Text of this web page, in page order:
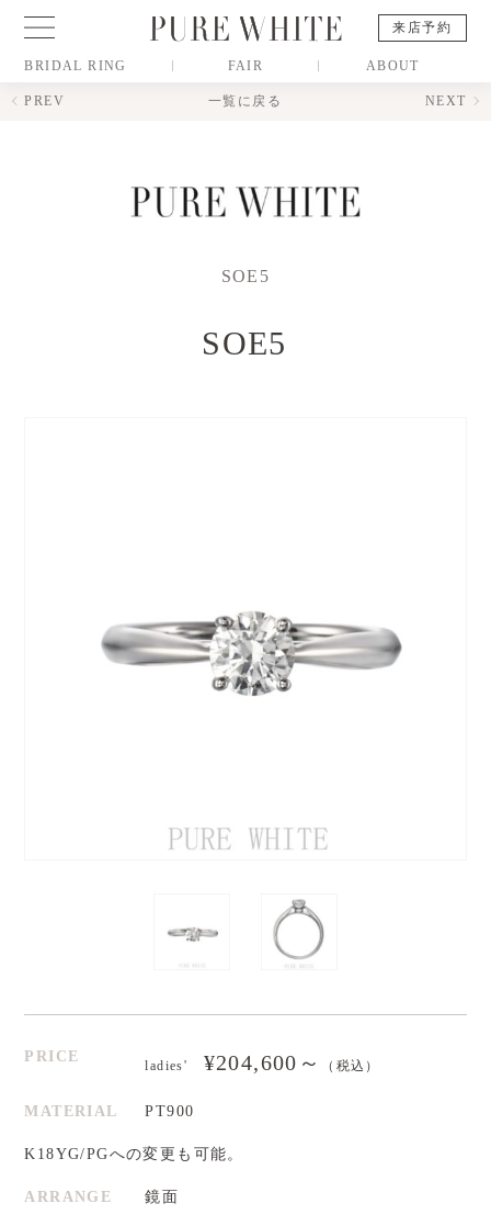
来店予約
BRIDAL RING FAIR ABOUT
PREV 一覧に戻る NEXT
SOE5
SOE5
PRICE
ladies' ¥204,600～ （税込）
MATERIAL PT900
K18YG/PGへの変更も可能。
ARRANGE 鏡面